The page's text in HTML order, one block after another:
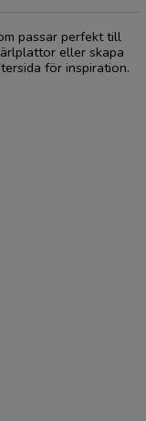
passar perfekt till
eller skapa
för inspiration.